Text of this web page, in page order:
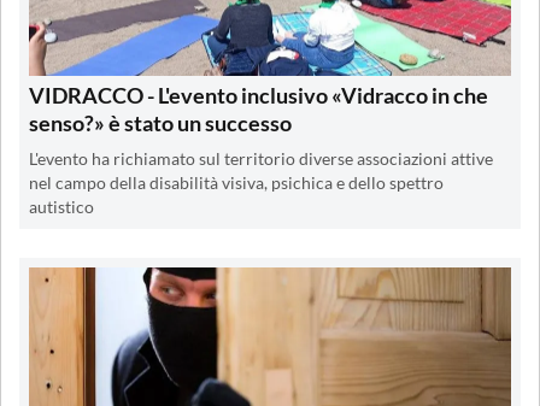
VIDRACCO - L'evento inclusivo «Vidracco in che
senso?» è stato un successo
L'evento ha richiamato sul territorio diverse associazioni attive
nel campo della disabilità visiva, psichica e dello spettro
autistico